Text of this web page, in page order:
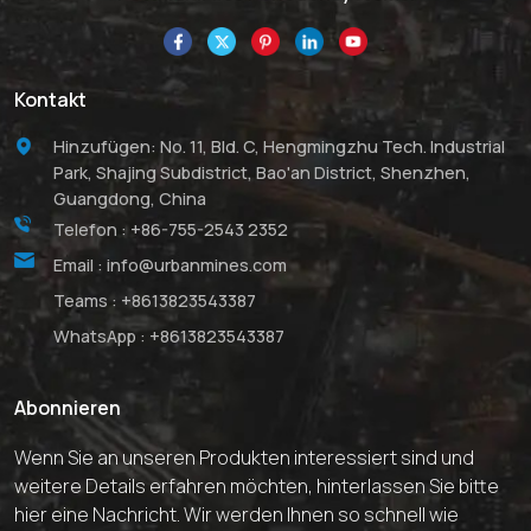
ist es ein geeignetes
Material für viele
außergewöhnlichen Härte
ist es ein geeignetes
Schleifpulver zum Läppen,
Polieren und
Wasserstrahlschneiden
von Metallen und
Keramik.Borcarbid ist ein
unverzichtbares Material
mit geringem Gewicht und
großer mechanischer
sich durch eine hohe
Reinheit und
wettbewerbsfähige Preise
aus. Wir haben auch viel
Kontakt
Hinzufügen: No. 11, Bld. C, Hengmingzhu Tech. Industrial
Park, Shajing Subdistrict, Bao'an District, Shenzhen,
Guangdong, China
Telefon : +86-755-2543 2352
Email : info@urbanmines.com
Teams : +8613823543387
WhatsApp : +8613823543387
Abonnieren
Wenn Sie an unseren Produkten interessiert sind und
weitere Details erfahren möchten, hinterlassen Sie bitte
hier eine Nachricht. Wir werden Ihnen so schnell wie